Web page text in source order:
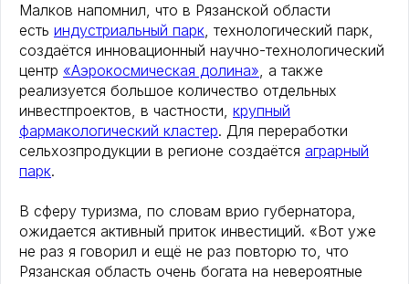
Малков напомнил, что в Рязанской области
есть индустриальный парк, технологический парк,
создаётся инновационный научно-технологический
центр «Аэрокосмическая долина», а также
реализуется большое количество отдельных
инвестпроектов, в частности, крупный
фармакологический кластер. Для переработки
сельхозпродукции в регионе создаётся аграрный
парк.
В сферу туризма, по словам врио губернатора,
ожидается активный приток инвестиций. «Вот уже
не раз я говорил и ещё не раз повторю то, что
Рязанская область очень богата на невероятные